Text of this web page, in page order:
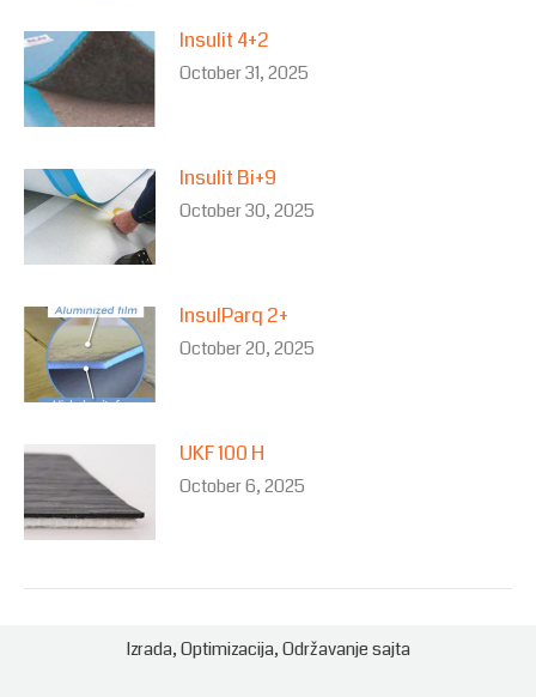
Insulit 4+2
October 31, 2025
Insulit Bi+9
October 30, 2025
InsulParq 2+
October 20, 2025
UKF 100 H
October 6, 2025
Izrada,Optimizacija,Održavanjesajta